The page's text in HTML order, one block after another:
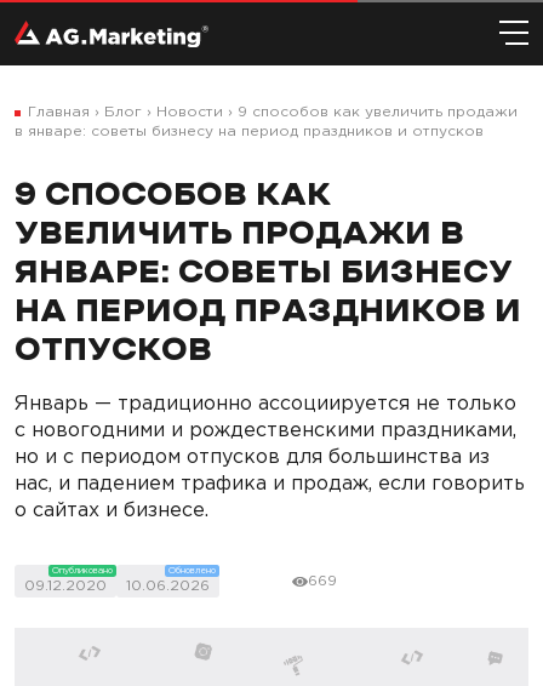
Главная › Блог › Новости › 9 способов как увеличить продажи
в январе: советы бизнесу на период праздников и отпусков
9 СПОСОБОВ КАК
УВЕЛИЧИТЬ ПРОДАЖИ В
ЯНВАРЕ: СОВЕТЫ БИЗНЕСУ
НА ПЕРИОД ПРАЗДНИКОВ И
ОТПУСКОВ
Январь — традиционно ассоциируется не только
с новогодними и рождественскими праздниками,
но и с периодом отпусков для большинства из
нас, и падением трафика и продаж, если говорить
о сайтах и ​​бизнесе.
09.12.2020
Опубликовано
10.06.2026
Обновлено
669